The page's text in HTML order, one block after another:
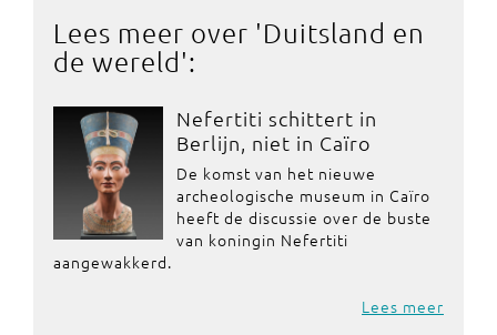
Lees meer over 'Duitsland en
de wereld':
Nefertiti schittert in
Berlijn, niet in Caïro
De komst van het nieuwe
archeologische museum in Caïro
heeft de discussie over de buste
van koningin Nefertiti
aangewakkerd.
Lees meer